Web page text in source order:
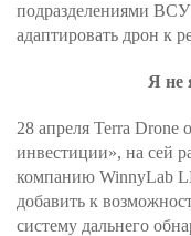
подразделениями
адаптировать дрон к
Я не
28 апреля Terra Drone
инвестиции», на сей
компанию WinnyLab
добавить к
систему дальнего